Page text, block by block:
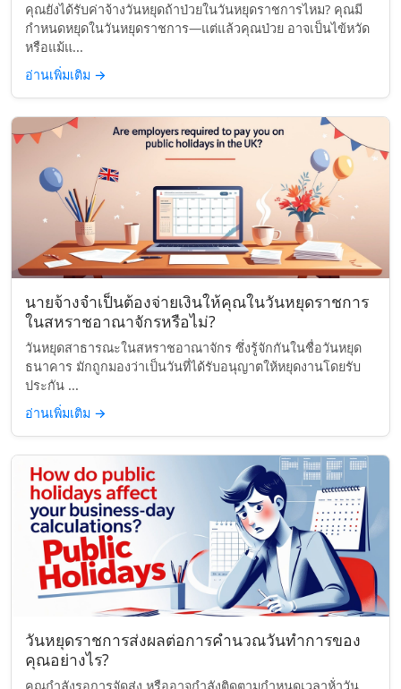
คุณยังได้รับค่าจ้างวันหยุดถ้าป่วยในวันหยุดราชการไหม? คุณมี
กำหนดหยุดในวันหยุดราชการ—แต่แล้วคุณป่วย อาจเป็นไข้หวัด
หรือแม้แ...
อ่านเพิ่มเติม →
นายจ้างจำเป็นต้องจ่ายเงินให้คุณในวันหยุดราชการ
ในสหราชอาณาจักรหรือไม่?
วันหยุดสาธารณะในสหราชอาณาจักร ซึ่งรู้จักกันในชื่อวันหยุด
ธนาคาร มักถูกมองว่าเป็นวันที่ได้รับอนุญาตให้หยุดงานโดยรับ
ประกัน ...
อ่านเพิ่มเติม →
วันหยุดราชการส่งผลต่อการคำนวณวันทำการของ
คุณอย่างไร?